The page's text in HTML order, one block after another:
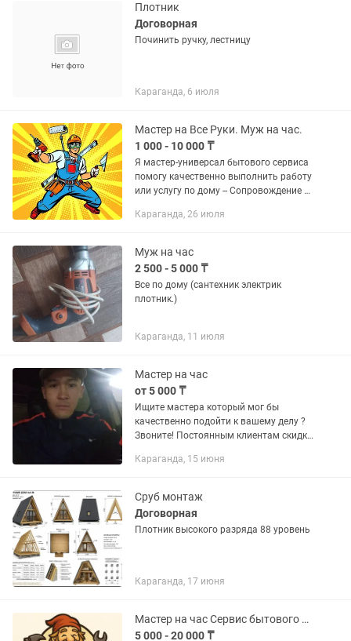
Плотник
Договорная
Починить ручку, лестницу
Караганда, 6 июля
Мастер на Все Руки. Муж на час.
1 000 - 10 000 ₸
Я мастер-универсал бытового сервиса
помогу качественно выполнить работу
или услугу по дому -- Сопровождение и
(помощь в выборе материала и
Караганда, 26 июля
Муж на час
2 500 - 5 000 ₸
Все по дому (сантехник электрик
плотник.)
Караганда, 11 июля
Мастер на час
от 5 000 ₸
Ищите мастера который мог бы
качественно подойти к вашему делу ?
Звоните! Постоянным клиентам скидка
сложность 2 . Сантехник- краны
Караганда, 15 июня
Сруб монтаж
Договорная
Плотник высокого разряда 88 уровень
Караганда, 17 июня
Мастер на час Сервис бытового ремонта Домовой
5 000 - 20 000 ₸